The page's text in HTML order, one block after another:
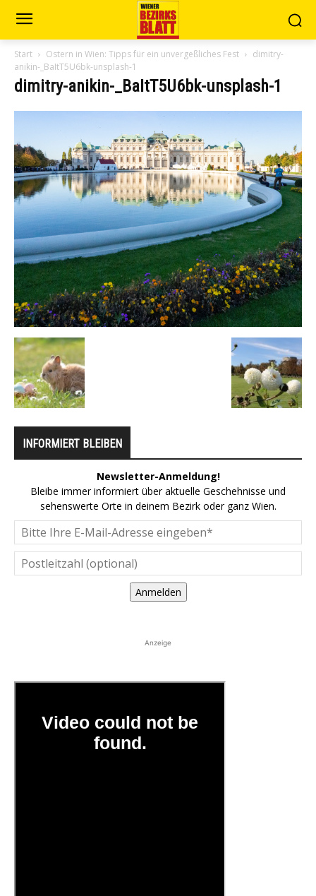
Start Ostern in Wien: Tipps für ein unvergeßliches Fest
dimitry-
anikin-_BaItT5U6bk-unsplash-1
dimitry-anikin-_BaItT5U6bk-unsplash-1
INFORMIERT BLEIBEN
Newsletter-Anmeldung!
Bleibe immer informiert über aktuelle Geschehnisse und
sehenswerte Orte in deinem Bezirk oder ganz Wien.
Anmelden
Anzeige